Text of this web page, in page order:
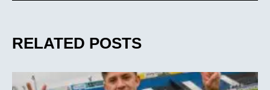
RELATED POSTS